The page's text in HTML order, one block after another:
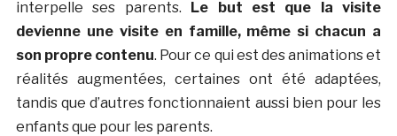
interpelle ses parents. Le but est que la visite
devienne une visite en famille, même si chacun a
son propre contenu. Pour ce qui est des animations et
réalités augmentées, certaines ont été adaptées,
tandis que d’autres fonctionnaient aussi bien pour les
enfants que pour les parents.